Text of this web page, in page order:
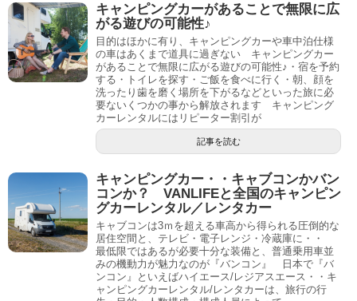
し
い
ウ
ィ
ン
ド
ウ
で
開
ク
し
て
く
だ
さ
い
(
新
き
ま
)
キャンピングカーがあることで無限に広
がる遊びの可能性♪
目的はほかに有り、キャンピングカーや車中泊仕様
の車はあくまで道具に過ぎない キャンピングカー
があることで無限に広がる遊びの可能性♪・宿を予約
する・トイレを探す・ご飯を食べに行く・朝、顔を
洗ったり歯を磨く場所を下がるなどといった旅に必
要ないくつかの事から解放されます キャンピング
カーレンタルにはリピーター割引が
記事を読む
キャンピングカー・・キャブコンかバン
コンか？ VANLIFEと全国のキャンピン
グカーレンタル／レンタカー
キャブコンは3ｍを超える車高から得られる圧倒的な
居住空間と、テレビ・電子レンジ・冷蔵庫に・・
最低限ではあるが必要十分な装備と、普通乗用車並
みの機動力が魅力なのが『バンコン』 日本で『バ
ンコン』といえばハイエース/レジアスエース・・キ
ャンピングカーレンタル/レンタカーは、旅行の行